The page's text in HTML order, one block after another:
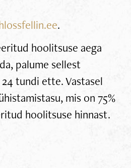
.
hoolitsuse aega
palume sellest
tundi ette. Vastasel
mis on 75%
hoolitsuse hinnast.